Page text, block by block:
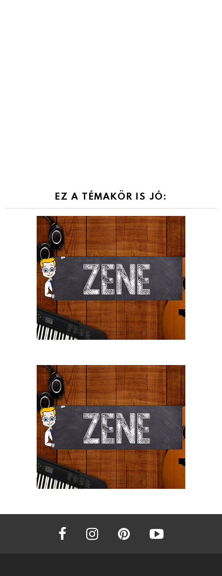
EZ A TÉMAKÖR IS JÓ:
facebook instagram